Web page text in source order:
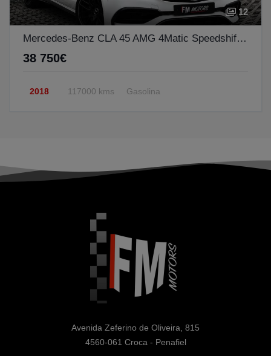
12
Mercedes-Benz CLA 45 AMG 4Matic Speedshift 7G-DCT Night Edition
38 750€
2018 117000 kms Gasolina
Avenida Zeferino de Oliveira, 815
4560-061 Croca - Penafiel